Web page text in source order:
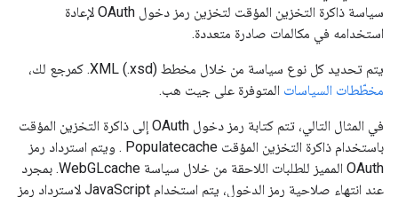
سياسة ذاكرة التخزين المؤقت لتخزين رمز دخول OAuth لإعادة
استخدامه في مكالمات صادرة متعددة.
يتم تحديد كل نوع سياسة من خلال مخطط XML (.xsd). كمرجع لك،
مخطّطات السياسات المتوفرة على جيت هب.
في المثال التالي، تتم كتابة رمز دخول OAuth إلى ذاكرة التخزين المؤقت
باستخدام ذاكرة التخزين المؤقت Populatecache . ويتم استرداد رمز
OAuth المميز للطلبات اللاحقة من خلال سياسة WebGLcache. بمجرد
عند انتهاء صلاحية رمز الدخول، يتم استخدام JavaScript لاسترداد رمز